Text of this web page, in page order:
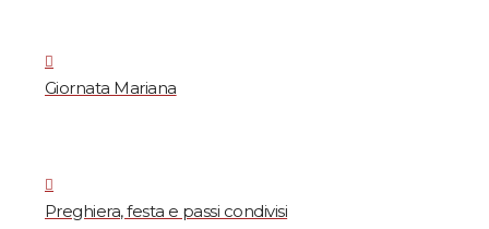
Giornata Mariana
Preghiera, festa e passi condivisi